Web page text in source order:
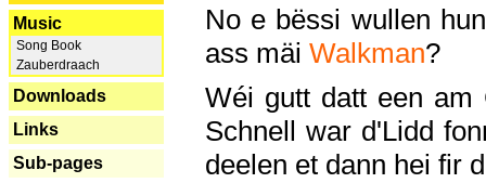
Music
Song Book
Zauberdraach
Downloads
Links
Sub-pages
No e bëssi wullen
ass mäi Walkman?
Wéi gutt datt een am
Schnell war d'Lidd
deelen et dann hei fir